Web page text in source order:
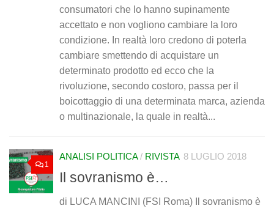
consumatori che lo hanno supinamente
accettato e non vogliono cambiare la loro
condizione. In realtà loro credono di poterla
cambiare smettendo di acquistare un
determinato prodotto ed ecco che la
rivoluzione, secondo costoro, passa per il
boicottaggio di una determinata marca, azienda
o multinazionale, la quale in realtà...
1
ANALISI POLITICA/ RIVISTA 8 LUGLIO 2018
Il sovranismo è…
di LUCA MANCINI (FSI Roma) Il sovranismo è